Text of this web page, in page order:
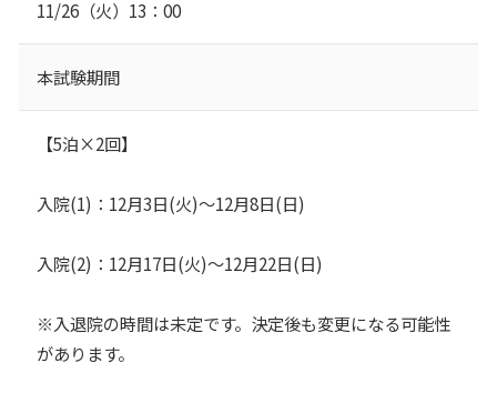
11/26（火）13：00
本試験期間
【5泊×2回】
入院(1)：12月3日(火)～12月8日(日)
入院(2)：12月17日(火)～12月22日(日)
※入退院の時間は未定です。決定後も変更になる可能性
があります。